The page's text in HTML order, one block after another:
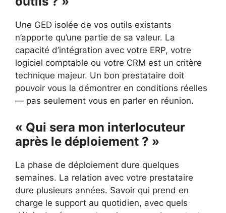
Une GED isolée de vos outils existants
n’apporte qu’une partie de sa valeur. La
capacité d’intégration avec votre ERP, votre
logiciel comptable ou votre CRM est un critère
technique majeur. Un bon prestataire doit
pouvoir vous la démontrer en conditions réelles
— pas seulement vous en parler en réunion.
« Qui sera mon interlocuteur
après le déploiement ? »
La phase de déploiement dure quelques
semaines. La relation avec votre prestataire
dure plusieurs années. Savoir qui prend en
charge le support au quotidien, avec quels